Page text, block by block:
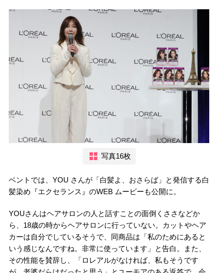
写真16枚
ベントでは、YOU さんが「白髪よ、おさらば」と発信する白
髪染め『エクセランス』のWEB ムービーも公開に。
YOUさんはヘアサロンの人と話すことの面倒くささなどか
ら、18歳の時からヘアサロンに行っていない。カットやヘア
カーは自分でしているそうで、同商品は「私のためにあると
いう感じなんですね。非常に使っています」と告白。また、
その性能を賛辞し、「ロレアルがなければ、私もそうです